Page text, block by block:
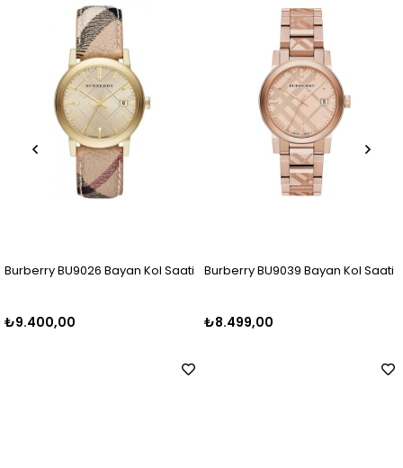
BU9026 Bayan Kol Saati Burberry BU9039 Bayan Kol Saati
₺8.499,00